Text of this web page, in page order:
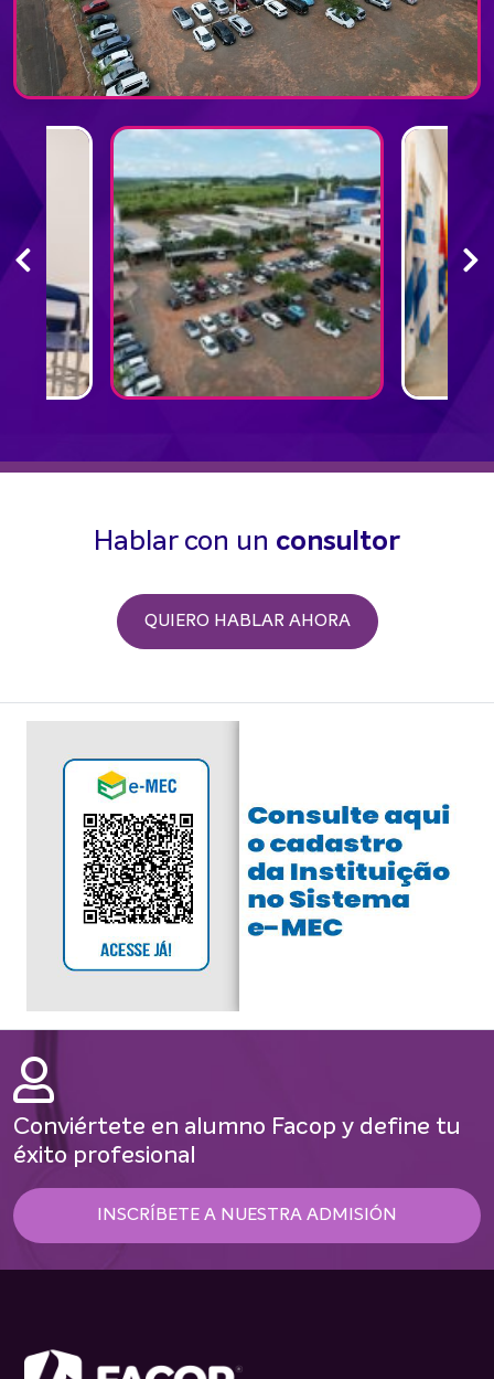
Hablar con un consultor
QUIERO HABLAR AHORA
Conviértete en alumno Facop y define tu
éxito profesional
INSCRÍBETE A NUESTRA ADMISIÓN